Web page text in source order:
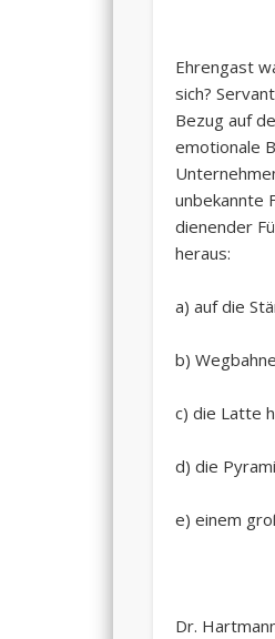
Ehrengast
sich?
Bezug auf
emotionale
unbekannte
dienender
heraus:
a) auf die
b)
c) die Latte
d) die
e) einem
Dr.